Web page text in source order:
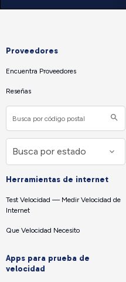
Proveedores
Encuentra Proveedores
Reseñas
Herramientas de internet
Test Velocidad — Medir Velocidad de
Internet
Que Velocidad Necesito
Apps para prueba de
velocidad